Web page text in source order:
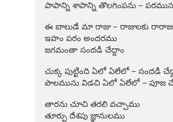
పాపాన్ని శాపాన్ని తొలగింపను –
ఈ బాలుడే మా రాజు – రాజులకు
ఇహం పరం అందరము
జగమంతా సందడి చేద్దాం
చుక్క పుట్టింది ఏలో ఏలేలో – సందడి
పొలమును విడచి ఏలో ఏలేలో – పూజ
తారను చూచి తరలి వచ్చాము
తూర్పు దేశపు జ్ఞానులము